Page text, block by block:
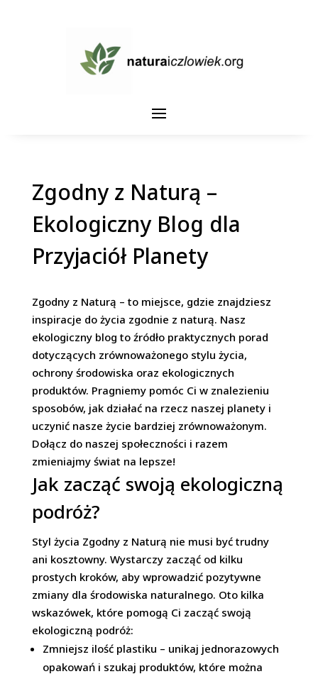
Zgodny z Naturą –
Ekologiczny Blog dla
Przyjaciół Planety
Zgodny z Naturą – to miejsce, gdzie znajdziesz
inspiracje do życia zgodnie z naturą. Nasz
ekologiczny blog to źródło praktycznych porad
dotyczących zrównoważonego stylu życia,
ochrony środowiska oraz ekologicznych
produktów. Pragniemy pomóc Ci w znalezieniu
sposobów, jak działać na rzecz naszej planety i
uczynić nasze życie bardziej zrównoważonym.
Dołącz do naszej społeczności i razem
zmieniajmy świat na lepsze!
Jak zacząć swoją ekologiczną
podróż?
Styl życia Zgodny z Naturą nie musi być trudny
ani kosztowny. Wystarczy zacząć od kilku
prostych kroków, aby wprowadzić pozytywne
zmiany dla środowiska naturalnego. Oto kilka
wskazówek, które pomogą Ci zacząć swoją
ekologiczną podróż:
Zmniejsz ilość plastiku – unikaj jednorazowych
opakowań i szukaj produktów, które można